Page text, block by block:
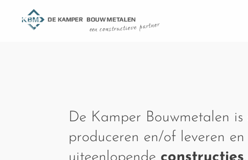
De Kamper Bouwmetalen is
produceren en/of leveren